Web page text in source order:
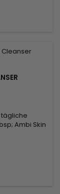
Ambi Skin
Hautzellen,
dem
Cleansing